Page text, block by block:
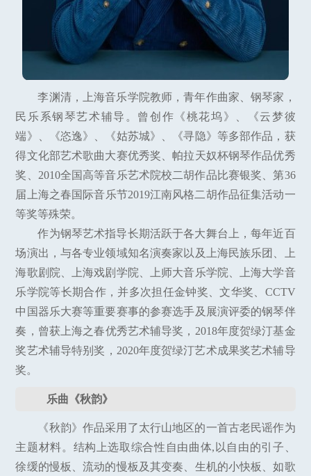
李渊清，上海音乐学院教师，青年作曲家、钢琴家，
民乐系钢琴艺术辅导。曾创作《桃花坞》、《云梦彼
端》、《恣逸》、《姑苏城》、《寻隐》等多部作品，获
得文化部艺术歌曲大赛优秀奖、帕拉天奴杯钢琴作品优秀
奖、2010全国高等音乐艺术院校二胡作品比赛银奖、第36
届上海之春国际音乐节2019江南风格二胡作品征集活动一
等奖等殊荣。
作为钢琴艺术指导长期活跃于各大舞台上，每年近百
场演出，与各专业领域知名演奏家以及上海民族乐团、上
海歌剧院、上海戏剧学院、上师大音乐学院、上海大学音
乐学院等长期合作，并多次担任金钟奖、文华奖、CCTV
中国器乐大赛等重要赛事的参赛选手及展演评委的钢琴伴
奏，曾获上海之春优秀艺术辅导奖，2018年度贺绿汀基金
奖艺术辅导特别奖，2020年度贺绿汀艺术成果奖艺术辅导
奖。
乐曲《秋韵》
《秋韵》作品采用了太行山地区的一首古老民谣作为
主题材料。结构上选取综合性自由曲体,以自由的引子、
徐缓的慢板、流动的慢板及其变奏、生机的小快板、如歌